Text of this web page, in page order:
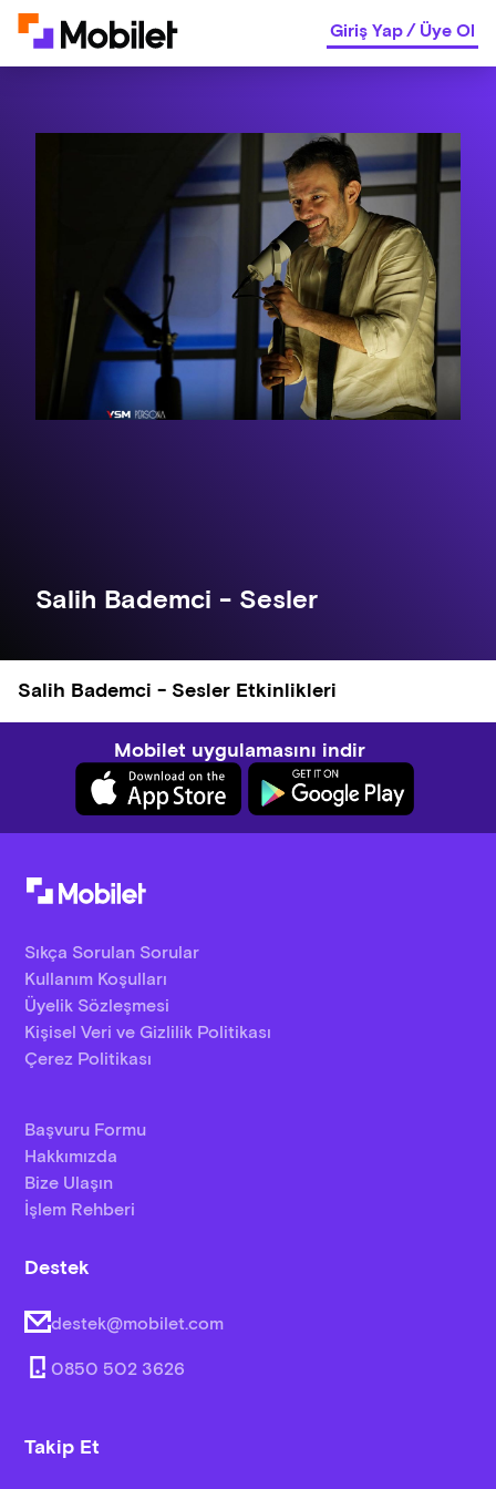
Giriş Yap/Üye Ol
Salih Bademci - Sesler
Salih Bademci - Sesler Etkinlikleri
Mobilet uygulamasını indir
Sıkça Sorulan Sorular
Kullanım Koşulları
Üyelik Sözleşmesi
Kişisel Veri ve Gizlilik Politikası
Çerez Politikası
Başvuru Formu
Hakkımızda
Bize Ulaşın
İşlem Rehberi
Destek
destek@mobilet.com
0850 502 3626
Takip Et